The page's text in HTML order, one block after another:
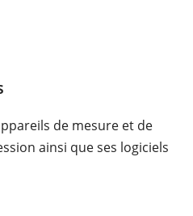
de mesure et de
ainsi que ses logiciels